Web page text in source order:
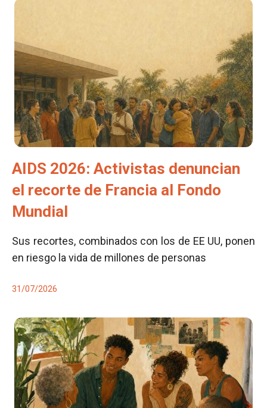
AIDS 2026: Activistas denuncian
el recorte de Francia al Fondo
Mundial
Sus recortes, combinados con los de EE UU, ponen
en riesgo la vida de millones de personas
31/07/2026